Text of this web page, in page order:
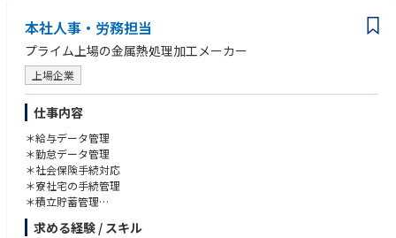
本社人事・労務担当
プライム上場の金属熱処理加工メーカー
上場企業
仕事内容
＊給与データ管理
＊勤怠データ管理
＊社会保険手続対応
＊寮社宅の手続管理
＊積立貯蓄管理
＊DCプラン対応など
求める経験 / スキル